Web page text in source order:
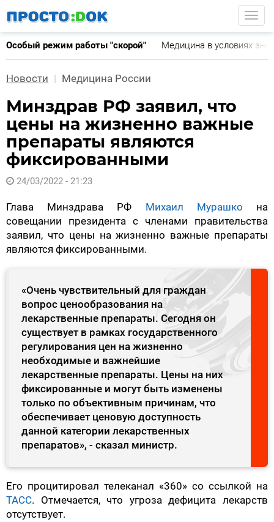
основному
содержанию
Особый режим работы "скорой" Медицина в условиях
Новости Медицина России
Минздрав РФ заявил, что
цены на жизненно важные
препараты являются
фиксированными
24/03/2022 - 21:23
Глава Минздрава РФ Михаил Мурашко на
совещании президента с членами правительства
заявил, что цены на жизненно важные препараты
являются фиксированными.
«Очень чувствительный для граждан
вопрос ценообразования на
лекарственные препараты. Сегодня он
существует в рамках государственного
регулирования цен на жизненно
необходимые и важнейшие
лекарственные препараты. Цены на них
фиксированные и могут быть изменены
только по объективным причинам, что
обеспечивает ценовую доступность
данной категории лекарственных
препаратов», - сказал министр.
Его процитировал телеканал «360» со ссылкой на
ТАСС. Отмечается, что угроза дефицита лекарств
отсутствует.